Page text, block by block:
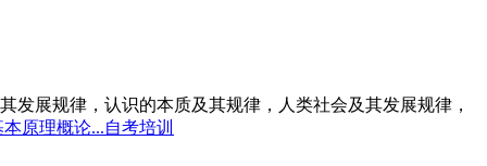
展规律，认识的本质及其规律，人类社会及其发展规律，
原理概论...自考培训